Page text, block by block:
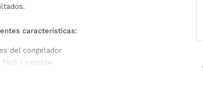
características:
del congelador
y estable
y tapa de PP